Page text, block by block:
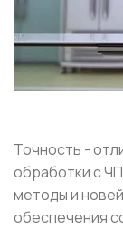
Точность -
обработки с
методы и
обеспечения